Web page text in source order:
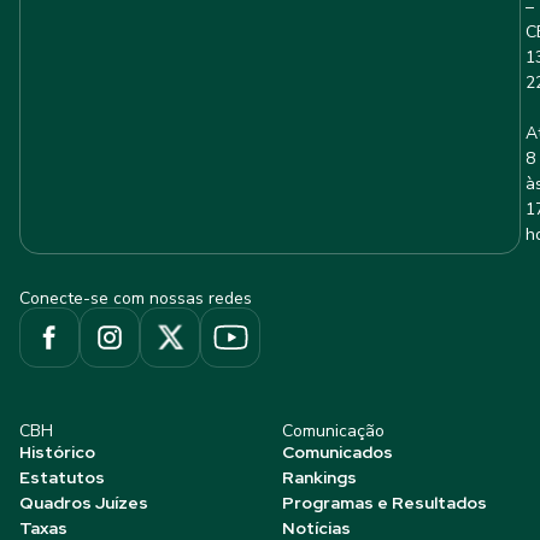
–
8
Conecte-se com nossas redes
CBH
Histórico
Estatutos
Quadros Juízes
Taxas
Comunicação
Comunicados
Rankings
Programas e Resultados
Notícias